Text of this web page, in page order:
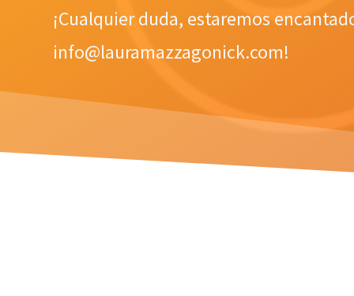
¡Cualquier duda, estaremos
info@lauramazzagonick.com!